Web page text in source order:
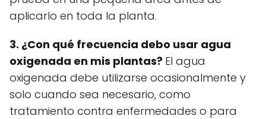
aplicarlo en toda la planta.
3. ¿Con qué frecuencia debo usar agua
oxigenada en mis plantas? El agua
oxigenada debe utilizarse ocasionalmente y
solo cuando sea necesario, como
tratamiento contra enfermedades o para